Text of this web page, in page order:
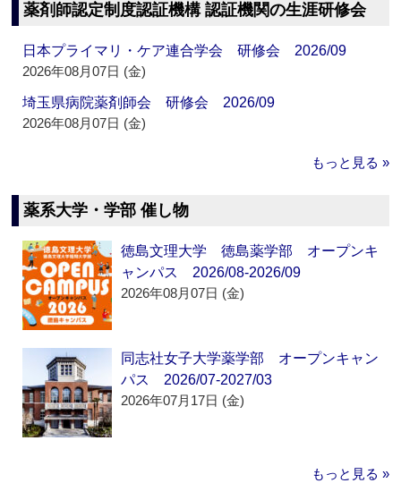
薬剤師認定制度認証機構 認証機関の生涯研修会
日本プライマリ・ケア連合学会 研修会 2026/09
2026年08月07日 (金)
埼玉県病院薬剤師会 研修会 2026/09
2026年08月07日 (金)
もっと見る »
薬系大学・学部 催し物
徳島文理大学 徳島薬学部 オープンキ
ャンパス 2026/08-2026/09
2026年08月07日 (金)
同志社女子大学薬学部 オープンキャン
パス 2026/07-2027/03
2026年07月17日 (金)
もっと見る »